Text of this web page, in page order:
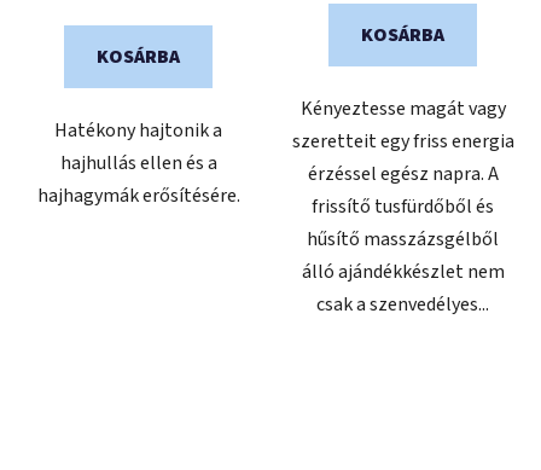
KOSÁRBA
Hatékony hajtonik a
hajhullás ellen és a
hajhagymák erősítésére.
KOSÁRBA
Kényeztesse magát vagy
szeretteit egy friss energia
érzéssel egész napra. A
frissítő tusfürdőből és
hűsítő masszázsgélből
álló ajándékkészlet nem
csak a szenvedélyes...